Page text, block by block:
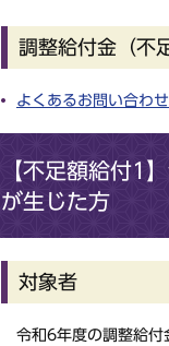
調整給付金（不
よくあるお問い合わ
【不足額給付1
が生じた方
対象者
令和6年度の調整給付